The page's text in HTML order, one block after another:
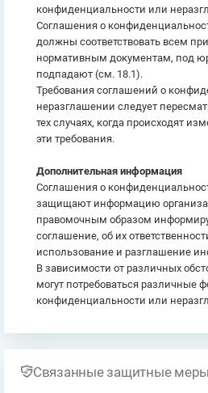
конфиденциальности или
Соглашения о
должны соответствовать всем
нормативным документам, под
подпадают (см. 18.1).
Требования соглашений о
неразглашении следует
тех случаях, когда происходят
эти требования.
Дополнительная информация
Соглашения о
защищают информацию
правомочным образом
соглашение, об их
использование и разглашение
В зависимости от различных
могут потребоваться различные
конфиденциальности или
Связанные защитные меры